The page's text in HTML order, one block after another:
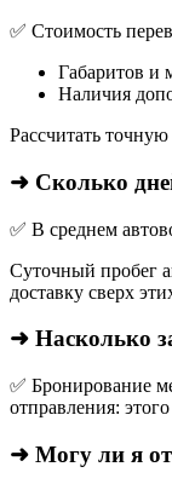
✅ Стоимость
Габаритов и
Наличия
Рассчитать
➜ Сколько
✅ В среднем
Суточный пробег
доставку сверх
➜ Насколько
✅ Бронирование
отправления:
➜ Могу ли я